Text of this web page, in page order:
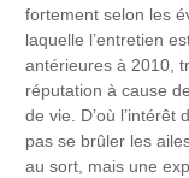
fortement selon les
laquelle l’entretien
antérieures à 2010,
réputation à cause
de vie. D’où
pas se brûler les
au sort, mais une